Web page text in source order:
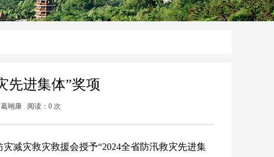
先进集体”奖项
翊康 阅读： 0 次
减灾救灾救援会授予“2024全省防汛救灾先进集